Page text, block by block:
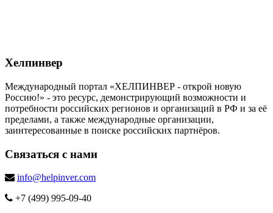
Хелпинвер
Международный портал «ХЕЛПИНВЕР - открой новую
Россию!» - это ресурс, демонстрирующий возможности и
потребности российских регионов и организаций в РФ и за её
пределами, а также международные организации,
заинтересованные в поиске российских партнёров.
Связаться с нами
info@helpinver.com
+7 (499) 995-09-40